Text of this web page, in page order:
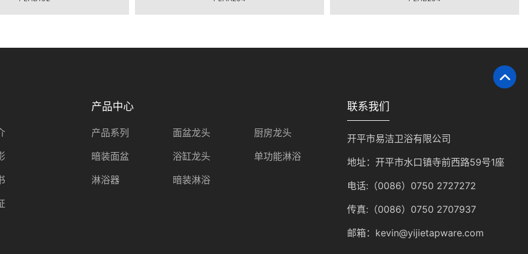
产品中心
产品系列 面盆龙头
厨房龙头
暗装面盆
浴缸龙头
单功能淋浴
淋浴器
暗装淋浴
联系我们
开平市易洁卫浴有限公司
地址：开平市水口镇寺前西路59号1座
电话:（0086）0750 2727272
传真:（0086）0750 2707937
邮箱：kevin@yijietapware.com